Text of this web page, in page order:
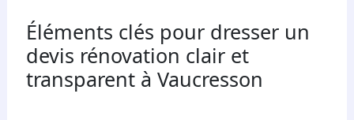
Éléments clés pour dresser un
devis rénovation clair et
transparent à Vaucresson